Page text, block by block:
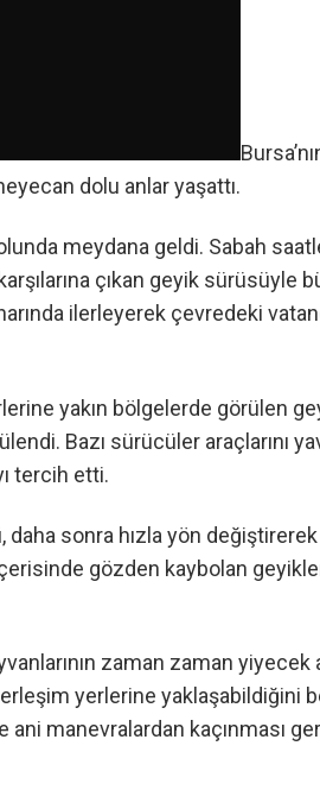
dolu anlar yaşattı.
meydana geldi. Sabah
çıkan geyik sürüsüyle
ilerleyerek çevredeki
yakın bölgelerde görülen
Bazı sürücüler araçlarını
tercih etti.
sonra hızla yön değiştirerek
gözden kaybolan
zaman zaman yiyecek
yerlerine yaklaşabildiğini
manevralardan kaçınması